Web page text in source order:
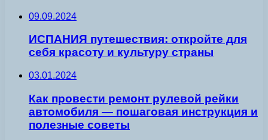
09.09.2024
ИСПАНИЯ путешествия: откройте для
себя красоту и культуру страны
03.01.2024
Как провести ремонт рулевой рейки
автомобиля — пошаговая инструкция и
полезные советы